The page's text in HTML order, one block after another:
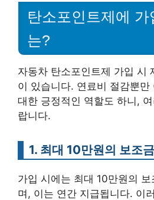
탄소포인트제에
는?
자동차 탄소포인트제 가입 시
이 있습니다. 연료비 절감뿐만
대한 긍정적인 역할도 하니,
랍니다.
1. 최대 10만원의 보조금
가입 시에는 최대 10만원의
며, 이는 연간 지급됩니다. 이